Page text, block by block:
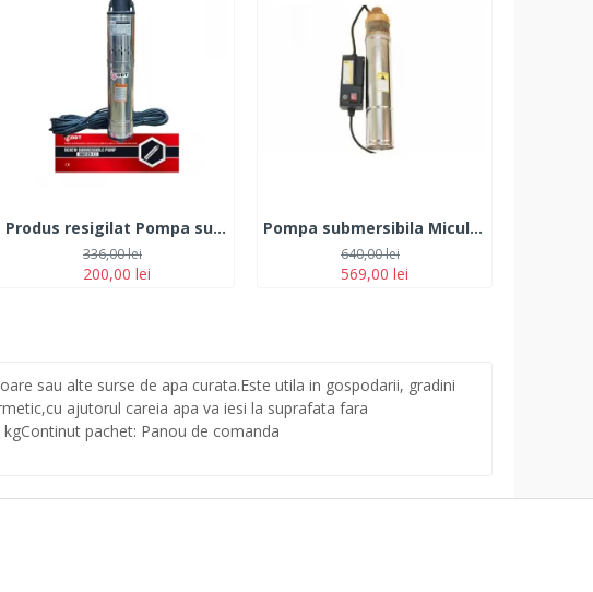
Produs resigilat Pompa submersibila, DDT, QGD120, Inox, 120 m, 3 m³/h, 20 m cablu
200,00 lei
336,00 lei
Pompa submersibila Micul Fermier 4SKM 100 1,3kW 3000l/h
569,00 lei
640,00 lei
sau alte surse de apa curata.Este utila in gospodarii, gradini
ajutorul careia apa va iesi la suprafata fara
pachet: Panou de comanda